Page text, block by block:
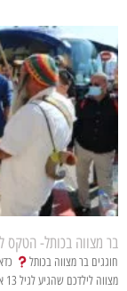
בר מצווה בכותל-
חוגגים בר מצווה בכותל
מצווה לילדכם שהגיע לגיל 13 אנחנו ממליצים לכם לחגוג בר